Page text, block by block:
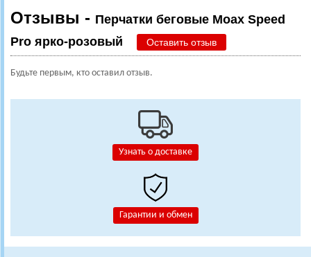
Узнать о доставке
Гарантии и обмен
Отзывы - Перчатки беговые Moax Speed
Pro ярко-розовый
Оставить отзыв
Будьте первым, кто оставил отзыв.